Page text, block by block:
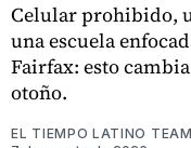
Celular prohibido,
una escuela
Fairfax: esto
otoño.
EL TIEMPO LATINO TEAM